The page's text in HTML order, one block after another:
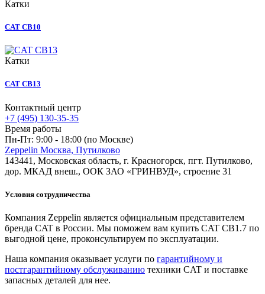
Катки
CAT CB10
Катки
CAT CB13
Контактный центр
+7 (495) 130-35-35
Время работы
Пн-Пт: 9:00 - 18:00 (по Москве)
Zeppelin Москва, Путилково
143441, Московская область, г. Красногорск, пгт. Путилково,
дор. МКАД внеш., ООК ЗАО «ГРИНВУД», строение 31
Условия сотрудничества
Компания Zeppelin является официальным представителем
бренда CAT в России. Мы поможем вам купить CAT CB1.7 по
выгодной цене, проконсультируем по эксплуатации.
Наша компания оказывает услуги по гарантийному и
постгарантийному обслуживанию техники CAT и поставке
запасных деталей для нее.